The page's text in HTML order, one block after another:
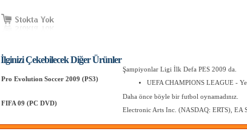
İlginizi Çekebilecek Diğer Ürünler
Pro Evolution Soccer 2009 (PS3)
Şampiyonlar Ligi İlk Defa PES 2009 da.
UEFA CHAMPIONS LEAGUE -
FIFA 09 (PC DVD)
Daha önce böyle bir futbol oynamadınız.
Electronic Arts Inc. (NASDAQ: ERTS), EA